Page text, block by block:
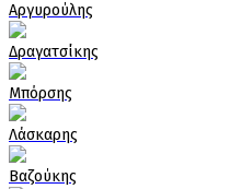
Αργυρούλης
Δραγατσίκης
Μπόρσης
Λάσκαρης
Βαζούκης